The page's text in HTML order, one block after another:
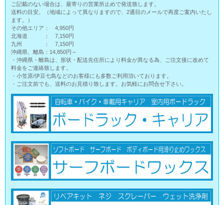
ご記載のない場合は、最寄りの営業所止めで発送致します。
送料の目安。（地域によって異なりますので、2通目のメールで再度ご案内いたし
ます。）
その他エリア： 4,950円
北海道 ： 7,150円
九州 ： 7,150円
沖縄県、離島：14,850円～
・沖縄県・離島は、形状・配送先住所により料金が異なる為、ご注文後に改めて
料金をご連絡致します。
・小笠原/伊豆七島などのお客様にも多数ご利用頂いております。
・ご注文前でも、送料のお見積り致します。お気軽にお問合せ下さい。